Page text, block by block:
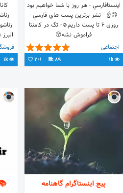
اينستافارسي - هر روز با شما خواهيم بود
😉☝️ - نشر برترين پست هاي فارسي -
روزی ۶ تا پست داریم☺️- تگ در کامنتا
فراموش نشه😚
اجتماعی
1k
89
201
البرز www.nooshdaroualborz.com
1k
پیج اینستاگرام گاهنامه